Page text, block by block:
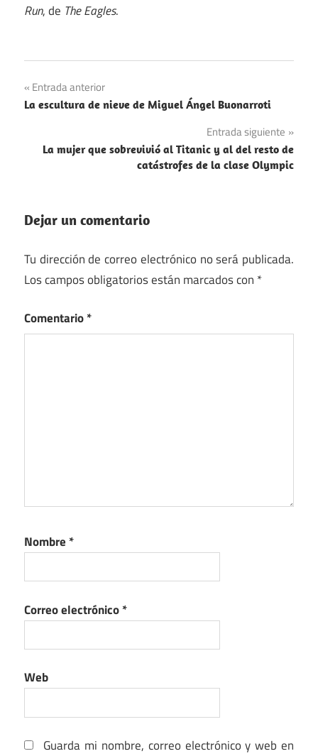
Run, de The Eagles.
Religión
Navegación
de
entradas
Entrada anterior
La escultura de nieve de Miguel Ángel Buonarroti
Entrada siguiente
La mujer que sobrevivió al Titanic y al del resto de
catástrofes de la clase Olympic
Dejar un comentario
Tu dirección de correo electrónico no será publicada.
Los campos obligatorios están marcados con *
Comentario*
Nombre *
Correo electrónico*
Web
Guarda mi nombre, correo electrónico y web en